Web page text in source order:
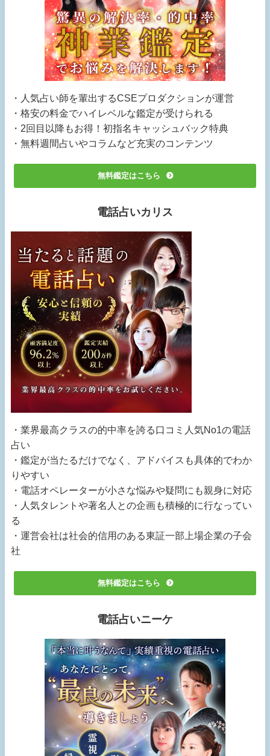
・人気占い師を輩出するCSEプロダクションが運営
・格安の料金でハイレベルな鑑定が受けられる
・2回目以降もお得！初指名キャッシュバック特典
・無料週間占いやコラムなど充実のコンテンツ
無料鑑定はこちら
電話占いカリス
・業界最高クラスの的中率を誇る口コミ人気No1の電話
占い
・鑑定が当たるだけでなく、アドバイスも具体的でわか
りやすい
・電話オペレーターが小さな悩みや疑問にも親身に対応
・人気タレントや著名人との企画も積極的に行なってい
る
・運営会社は社会的信用のある東証一部上場企業の子会
社
無料鑑定はこちら
電話占いニーケ